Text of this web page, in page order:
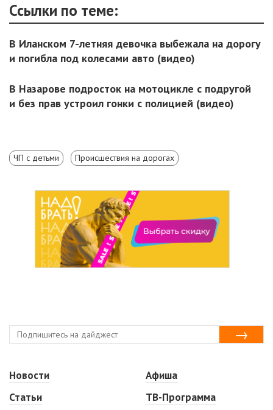
Ссылки по теме:
В Иланском 7-летняя девочка выбежала на дорогу
и погибла под колесами авто (видео)
В Назарове подросток на мотоцикле с подругой
и без прав устроил гонки с полицией (видео)
ЧП с детьми Происшествия на дорогах
Новости
Статьи
Афиша
ТВ-Программа